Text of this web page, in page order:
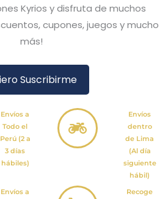
Kyrios y disfruta de muchos
cupones, juegos y mucho
más!
Suscribirme
Envíos a
Todo el
Perú (2 a
3 días
hábiles)
Envíos
dentro
de Lima
(Al día
siguiente
hábil)
Envíos a
Recoge